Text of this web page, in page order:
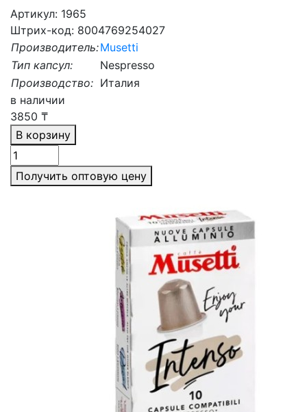
Артикул: 1965
Штрих-код: 8004769254027
Производитель:Musetti
Тип капсул:
Nespresso
Производство: Италия
в наличии
3850 ₸
В корзину
Получить оптовую цену